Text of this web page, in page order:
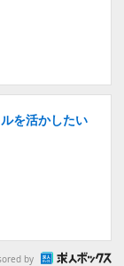
を活かしたい
by